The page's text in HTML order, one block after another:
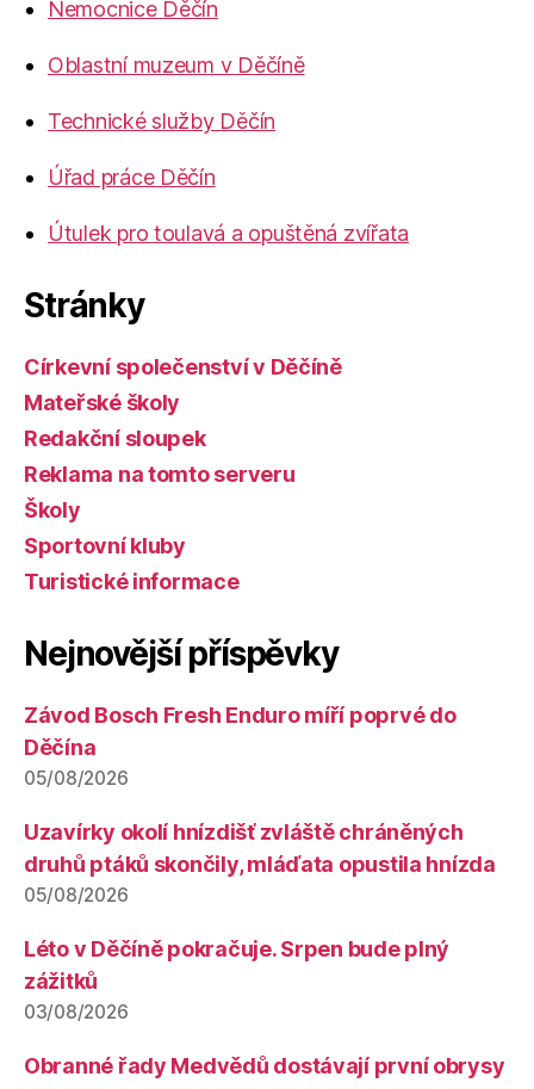
Nemocnice Děčín
Oblastní muzeum v Děčíně
Technické služby Děčín
Úřad práce Děčín
Útulek pro toulavá a opuštěná zvířata
Stránky
Církevní společenství v Děčíně
Mateřské školy
Redakční sloupek
Reklama na tomto serveru
Školy
Sportovní kluby
Turistické informace
Nejnovější příspěvky
Závod Bosch Fresh Enduro míří poprvé do
Děčína
05/08/2026
Uzavírky okolí hnízdišť zvláště chráněných
druhů ptáků skončily, mláďata opustila hnízda
05/08/2026
Léto v Děčíně pokračuje. Srpen bude plný
zážitků
03/08/2026
Obranné řady Medvědů dostávají první obrysy